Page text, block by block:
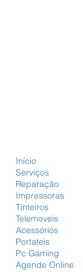
Início
Serviços
Reparação
Impressoras
Tinteiros
Telemoveis
Acessórios
Portateis
Pc Gaming
Agende Online